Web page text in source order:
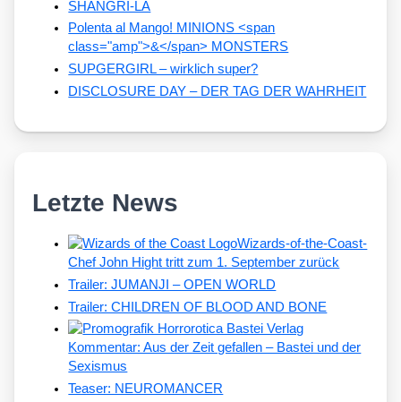
SHANGRI-LA
Polenta al Mango! MINIONS <span
class="amp">&</span> MONSTERS
SUPGERGIRL – wirklich super?
DISCLOSURE DAY – DER TAG DER WAHRHEIT
Letzte News
Wizards-of-the-Coast-
Chef John Hight tritt zum 1. September zurück
Trailer: JUMANJI – OPEN WORLD
Trailer: CHILDREN OF BLOOD AND BONE
Kommentar: Aus der Zeit gefallen – Bastei und der
Sexismus
Teaser: NEUROMANCER